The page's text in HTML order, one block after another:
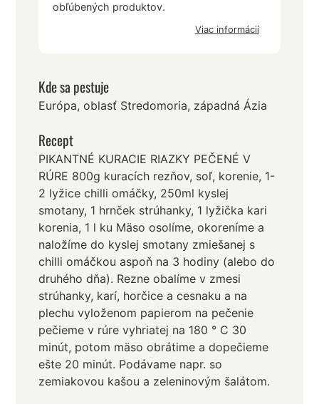
obľúbených produktov.
Viac informácií
Kde sa pestuje
Európa, oblasť Stredomoria, západná Ázia
Recept
PIKANTNÉ KURACIE RIAZKY PEČENÉ V
RÚRE 800g kuracích rezňov, soľ, korenie, 1-
2 lyžice chilli omáčky, 250ml kyslej
smotany, 1 hrnček strúhanky, 1 lyžička kari
korenia, 1 l ku Mäso osolíme, okoreníme a
naložíme do kyslej smotany zmiešanej s
chilli omáčkou aspoň na 3 hodiny (alebo do
druhého dňa). Rezne obalíme v zmesi
strúhanky, karí, horčice a cesnaku a na
plechu vyloženom papierom na pečenie
pečieme v rúre vyhriatej na 180 ° C 30
minút, potom mäso obrátime a dopečieme
ešte 20 minút. Podávame napr. so
zemiakovou kašou a zeleninovým šalátom.